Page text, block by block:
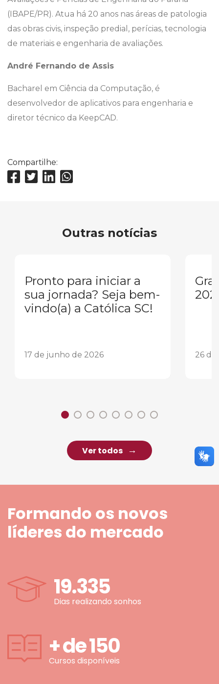
(IBAPE/PR). Atua há 20 anos nas áreas de patologia
das obras civis, inspeção predial, perícias, tecnologia
de materiais e engenharia de avaliações.
André Fernando de Assis
Bacharel em Ciência da Computação, é
desenvolvedor de aplicativos para engenharia e
diretor técnico da KeepCAD.
Compartilhe:
Outras notícias
Pronto para iniciar a
sua jornada? Seja bem-
vindo(a) a Católica SC!
17 de junho de 2026 26 de
Ver todos
Formando os novos
líderes do mercado
19.335
Dias realizando sonhos
+ de150
Cursos disponíveis